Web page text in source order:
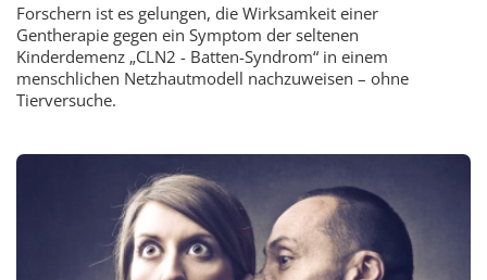
Forschern ist es gelungen, die Wirksamkeit einer
Gentherapie gegen ein Symptom der seltenen
Kinderdemenz „CLN2 - Batten-Syndrom“ in einem
menschlichen Netzhautmodell nachzuweisen – ohne
Tierversuche.